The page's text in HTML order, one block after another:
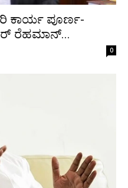
ಕಾರ್ಯ ಪೂರ್ಣ-
ರೆಹಮಾನ್...
0